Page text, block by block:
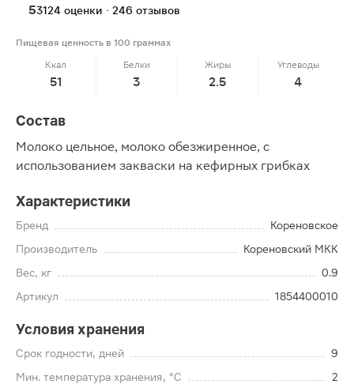
53124 оценки · 246 отзывов
Пищевая ценность в 100 граммах
Ккал
51
Белки
3
Жиры
2.5
Углеводы
4
Состав
Молоко цельное, молоко обезжиренное, с
использованием закваски на кефирных грибках
Характеристики
Бренд
Кореновское
Производитель
Кореновский МКК
Вес, кг
0.9
Артикул
1854400010
Условия хранения
Срок годности, дней
9
Мин. температура хранения, °C
2